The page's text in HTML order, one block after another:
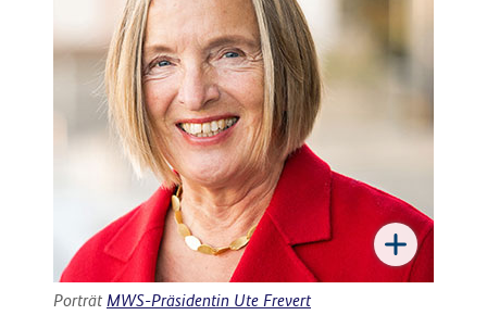
Porträt MWS-Präsidentin Ute Frevert